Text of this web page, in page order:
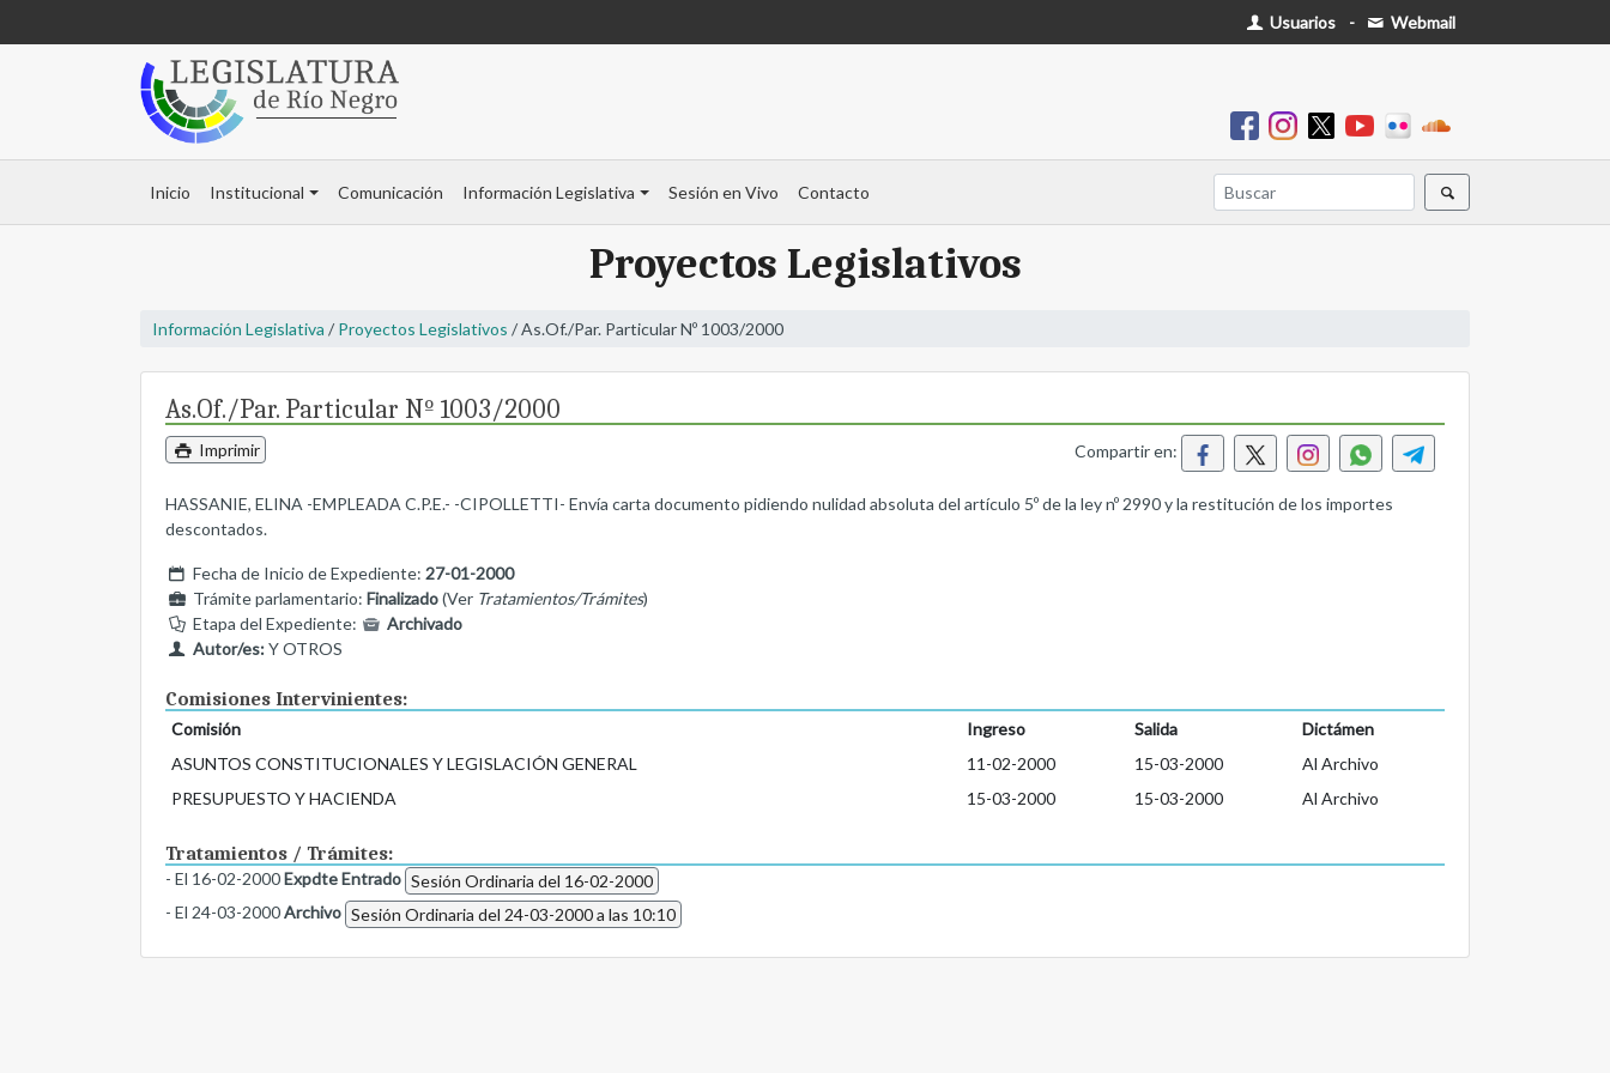
Usuarios - Webmail
Inicio Institucional Comunicación Información Legislativa Sesión en Vivo Contacto
Proyectos Legislativos
Información Legislativa / Proyectos Legislativos / As.Of./Par. Particular Nº 1003/2000
As.Of./Par. Particular Nº 1003/2000
Imprimir Compartir en:
HASSANIE, ELINA -EMPLEADA C.P.E.- -CIPOLLETTI- Envía carta documento pidiendo nulidad absoluta del artículo 5º de la ley nº 2990 y la restitución de los importes
descontados.
Fecha de Inicio de Expediente: 27-01-2000
Trámite parlamentario: Finalizado(Ver Tratamientos/Trámites)
Etapa del Expediente:
Archivado
Autor/es:Y OTROS
Comisiones Intervinientes:
Comisión Ingreso Salida
Dictámen
ASUNTOS CONSTITUCIONALES Y LEGISLACIÓN GENERAL
11-02-2000 15-03-2000
Al Archivo
PRESUPUESTO Y HACIENDA
15-03-2000 15-03-2000 Al Archivo
Tratamientos / Trámites:
- El 16-02-2000 Expdte Entrado Sesión Ordinaria del 16-02-2000
- El 24-03-2000Archivo Sesión Ordinaria del 24-03-2000 a las 10:10